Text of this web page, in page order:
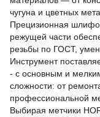
чугуна и цветных
Прецизионная
режущей части
резьбы по ГОСТ,
Инструмент
- с основным и
сложности: от
профессиональной
Выбирая метчики